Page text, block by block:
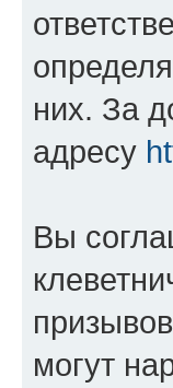
них. За
адресу
Вы
могут